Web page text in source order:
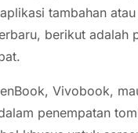
tambahan
berikut adalah
Vivobook,
penempatan